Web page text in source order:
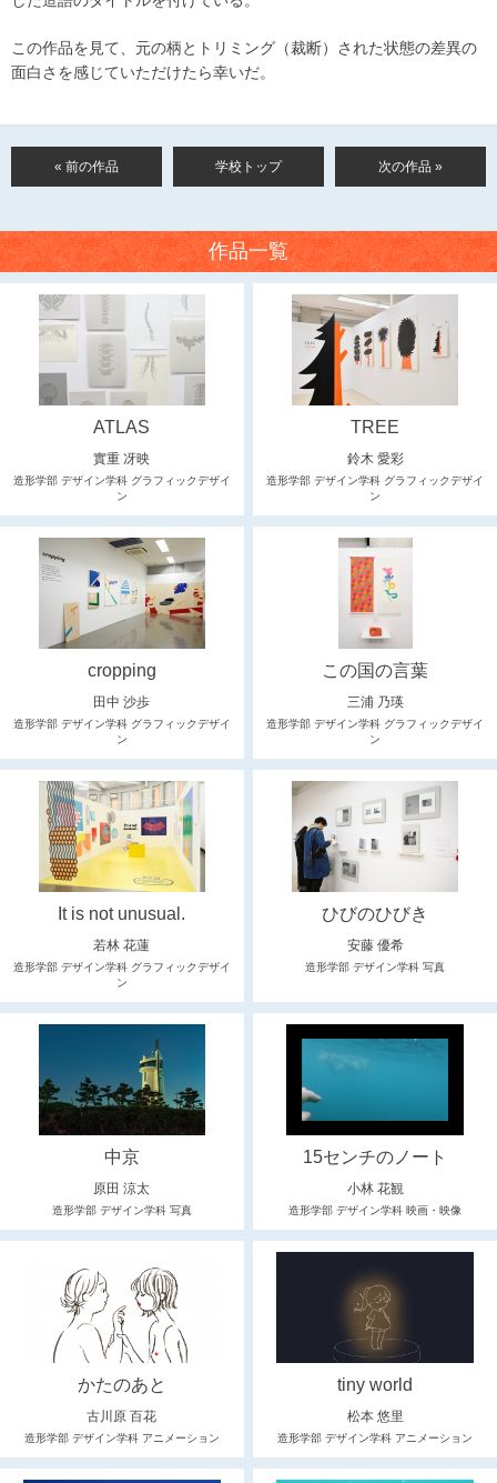
この作品を見て、元の柄とトリミング（裁断）された状態の差異の
面白さを感じていただけたら幸いだ。
« 前の作品 学校トップ 次の作品 »
作品一覧
ATLAS
實重 冴映
造形学部 デザイン学科 グラフィックデザイ
ン
TREE
鈴木 愛彩
造形学部 デザイン学科 グラフィックデザイ
ン
cropping
田中 沙歩
造形学部 デザイン学科 グラフィックデザイ
ン
この国の言葉
三浦 乃瑛
造形学部 デザイン学科 グラフィックデザイ
ン
It is not unusual.
若林 花蓮
造形学部 デザイン学科 グラフィックデザイ
ン
ひびのひびき
安藤 優希
造形学部 デザイン学科 写真
中京
原田 涼太
造形学部 デザイン学科 写真
15センチのノート
小林 花観
造形学部 デザイン学科 映画・映像
かたのあと
古川原 百花
造形学部 デザイン学科 アニメーション
tiny world
松本 悠里
造形学部 デザイン学科 アニメーション